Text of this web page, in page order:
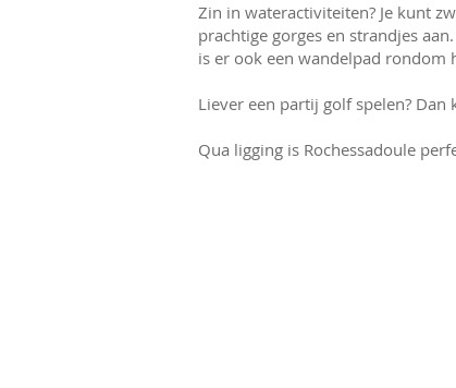
Zin in wateractiviteiten? Je kunt
prachtige gorges en strandjes
is er ook een wandelpad rondom
Liever een partij golf spelen?
Qua ligging is Rochessadoule